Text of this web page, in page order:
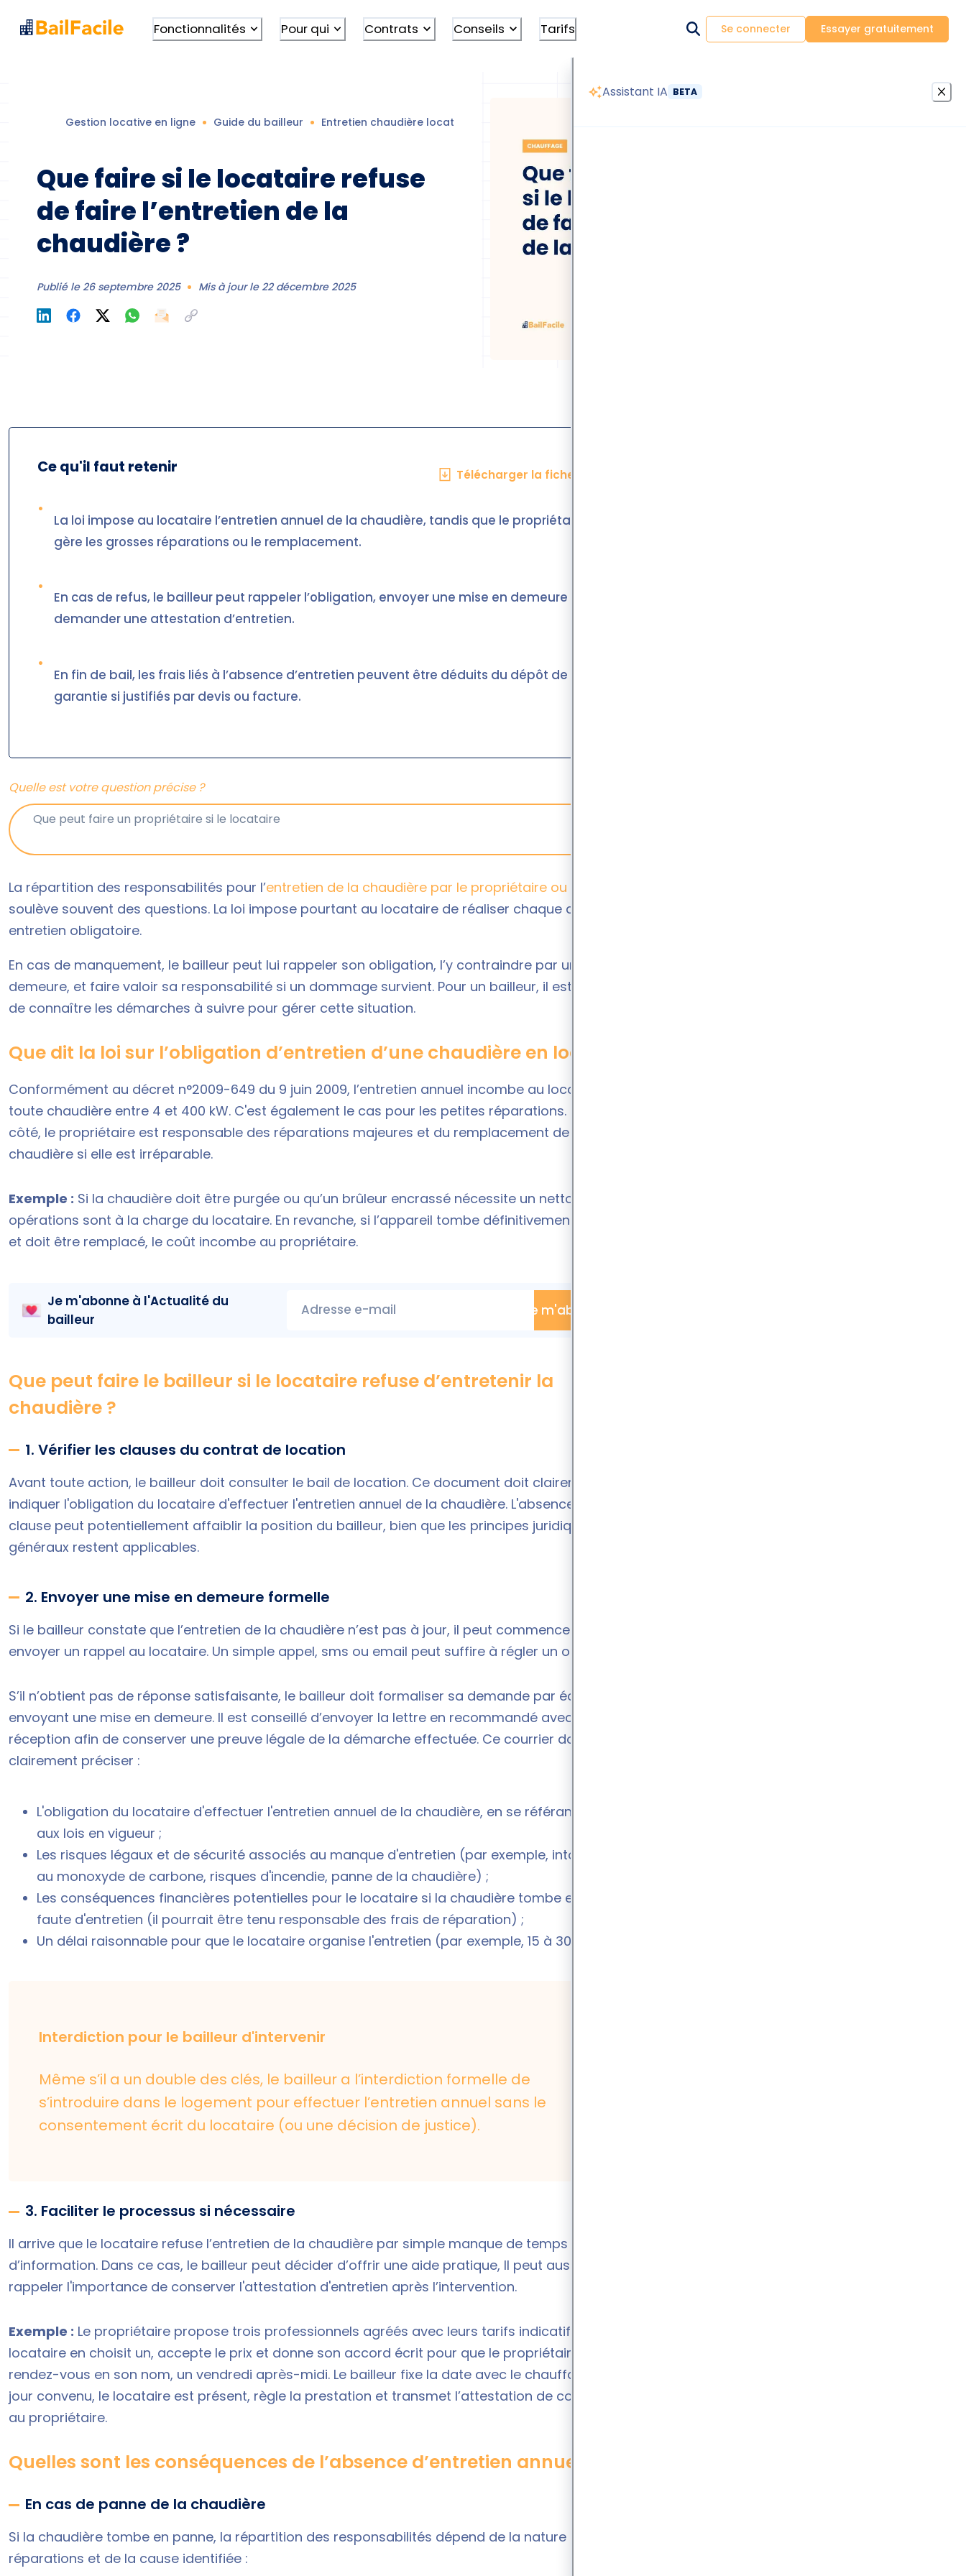
Assistant IA BETA
Fonctionnalités Pour qui Contrats Conseils Tarifs Se connecter Essayer gratuitement
Gestion locative en ligne Guide du bailleur Entretien chaudière locataire ou propriétaire
Que faire si le locataire refuse
de faire l’entretien de la
chaudière ?
Publié le 26 septembre 2025 Mis à jour le 22 décembre 2025
Ce qu'il faut retenir
•
La loi impose au locataire l’entretien annuel de la chaudière, tandis que le propriétaire
gère les grosses réparations ou le remplacement.
•
En cas de refus, le bailleur peut rappeler l’obligation, envoyer une mise en demeure et
demander une attestation d’entretien.
•
En fin de bail, les frais liés à l’absence d’entretien peuvent être déduits du dépôt de
garantie si justifiés par devis ou facture.
Télécharger la fiche en PDF
Quelle est votre question précise ?
La répartition des responsabilités pour l’entretien de la chaudière par le propriétaire ou locataire
soulève souvent des questions. La loi impose pourtant au locataire de réaliser chaque année un
entretien obligatoire.
En cas de manquement, le bailleur peut lui rappeler son obligation, l’y contraindre par une mise en
demeure, et faire valoir sa responsabilité si un dommage survient. Pour un bailleur, il est essentiel
de connaître les démarches à suivre pour gérer cette situation.
Que dit la loi sur l’obligation d’entretien d’une chaudière en location ?
Conformément au décret n°2009-649 du 9 juin 2009, l’entretien annuel incombe au locataire pour
toute chaudière entre 4 et 400 kW. C'est également le cas pour les petites réparations. De son
côté, le propriétaire est responsable des réparations majeures et du remplacement de la
chaudière si elle est irréparable.
Exemple : Si la chaudière doit être purgée ou qu’un brûleur encrassé nécessite un nettoyage, ces
opérations sont à la charge du locataire. En revanche, si l’appareil tombe définitivement en panne
et doit être remplacé, le coût incombe au propriétaire.
Je m'abonne à l'Actualité du
bailleur
Adresse e-mail Je m'abonne
Que peut faire le bailleur si le locataire refuse d’entretenir la
chaudière ?
1. Vérifier les clauses du contrat de location
Avant toute action, le bailleur doit consulter le bail de location. Ce document doit clairement
indiquer l'obligation du locataire d'effectuer l'entretien annuel de la chaudière. L'absence de cette
clause peut potentiellement affaiblir la position du bailleur, bien que les principes juridiques
généraux restent applicables.
2. Envoyer une mise en demeure formelle
Si le bailleur constate que l’entretien de la chaudière n’est pas à jour, il peut commencer par
envoyer un rappel au locataire. Un simple appel, sms ou email peut suffire à régler un oubli.
S’il n’obtient pas de réponse satisfaisante, le bailleur doit formaliser sa demande par écrit en
envoyant une mise en demeure. Il est conseillé d’envoyer la lettre en recommandé avec accusé de
réception afin de conserver une preuve légale de la démarche effectuée. Ce courrier doit
clairement préciser :
L'obligation du locataire d'effectuer l'entretien annuel de la chaudière, en se référant au bail ou
aux lois en vigueur ;
Les risques légaux et de sécurité associés au manque d'entretien (par exemple, intoxication
au monoxyde de carbone, risques d'incendie, panne de la chaudière) ;
Les conséquences financières potentielles pour le locataire si la chaudière tombe en panne
faute d'entretien (il pourrait être tenu responsable des frais de réparation) ;
Un délai raisonnable pour que le locataire organise l'entretien (par exemple, 15 à 30 jours).
Interdiction pour le bailleur d'intervenir
Même s’il a un double des clés, le bailleur a l’interdiction formelle de
s’introduire dans le logement pour effectuer l’entretien annuel sans le
consentement écrit du locataire (ou une décision de justice).
3. Faciliter le processus si nécessaire
Il arrive que le locataire refuse l’entretien de la chaudière par simple manque de temps ou
d’information. Dans ce cas, le bailleur peut décider d’offrir une aide pratique, Il peut aussi lui
rappeler l'importance de conserver l'attestation d'entretien après l’intervention.
Exemple : Le propriétaire propose trois professionnels agréés avec leurs tarifs indicatifs. Le
locataire en choisit un, accepte le prix et donne son accord écrit pour que le propriétaire prenne
rendez-vous en son nom, un vendredi après-midi. Le bailleur fixe la date avec le chauffagiste. Le
jour convenu, le locataire est présent, règle la prestation et transmet l’attestation de conformité
au propriétaire.
Quelles sont les conséquences de l’absence d’entretien annuel ?
En cas de panne de la chaudière
Si la chaudière tombe en panne, la répartition des responsabilités dépend de la nature des
réparations et de la cause identifiée :